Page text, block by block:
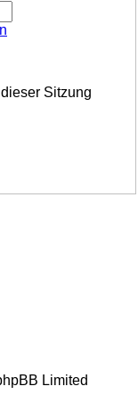
Sitzung
Limited